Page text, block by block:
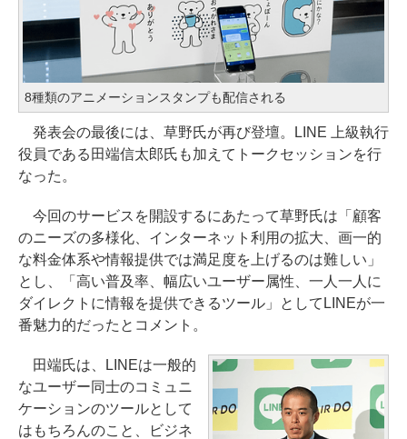
8種類のアニメーションスタンプも配信される
発表会の最後には、草野氏が再び登壇。LINE 上級執行
役員である田端信太郎氏も加えてトークセッションを行
なった。
今回のサービスを開設するにあたって草野氏は「顧客
のニーズの多様化、インターネット利用の拡大、画一的
な料金体系や情報提供では満足度を上げるのは難しい」
とし、「高い普及率、幅広いユーザー属性、一人一人に
ダイレクトに情報を提供できるツール」としてLINEが一
番魅力的だったとコメント。
田端氏は、LINEは一般的
なユーザー同士のコミュニ
ケーションのツールとして
はもちろんのこと、ビジネ